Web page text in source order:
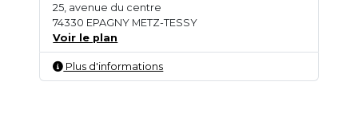
25, avenue du centre
74330 EPAGNY METZ-TESSY
Voir le plan
Plus d'informations